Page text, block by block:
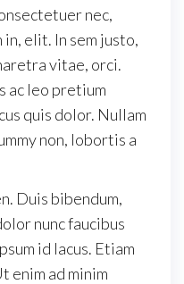
nec,
elit. In sem justo,
vitae, orci.
ac leo pretium
quis dolor. Nullam
non, lobortis a
Duis bibendum,
nunc faucibus
id lacus. Etiam
enim ad minim